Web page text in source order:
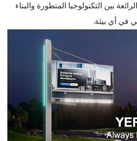
بين التكنولوجيا المتطورة والبناء
في أي بيئة.